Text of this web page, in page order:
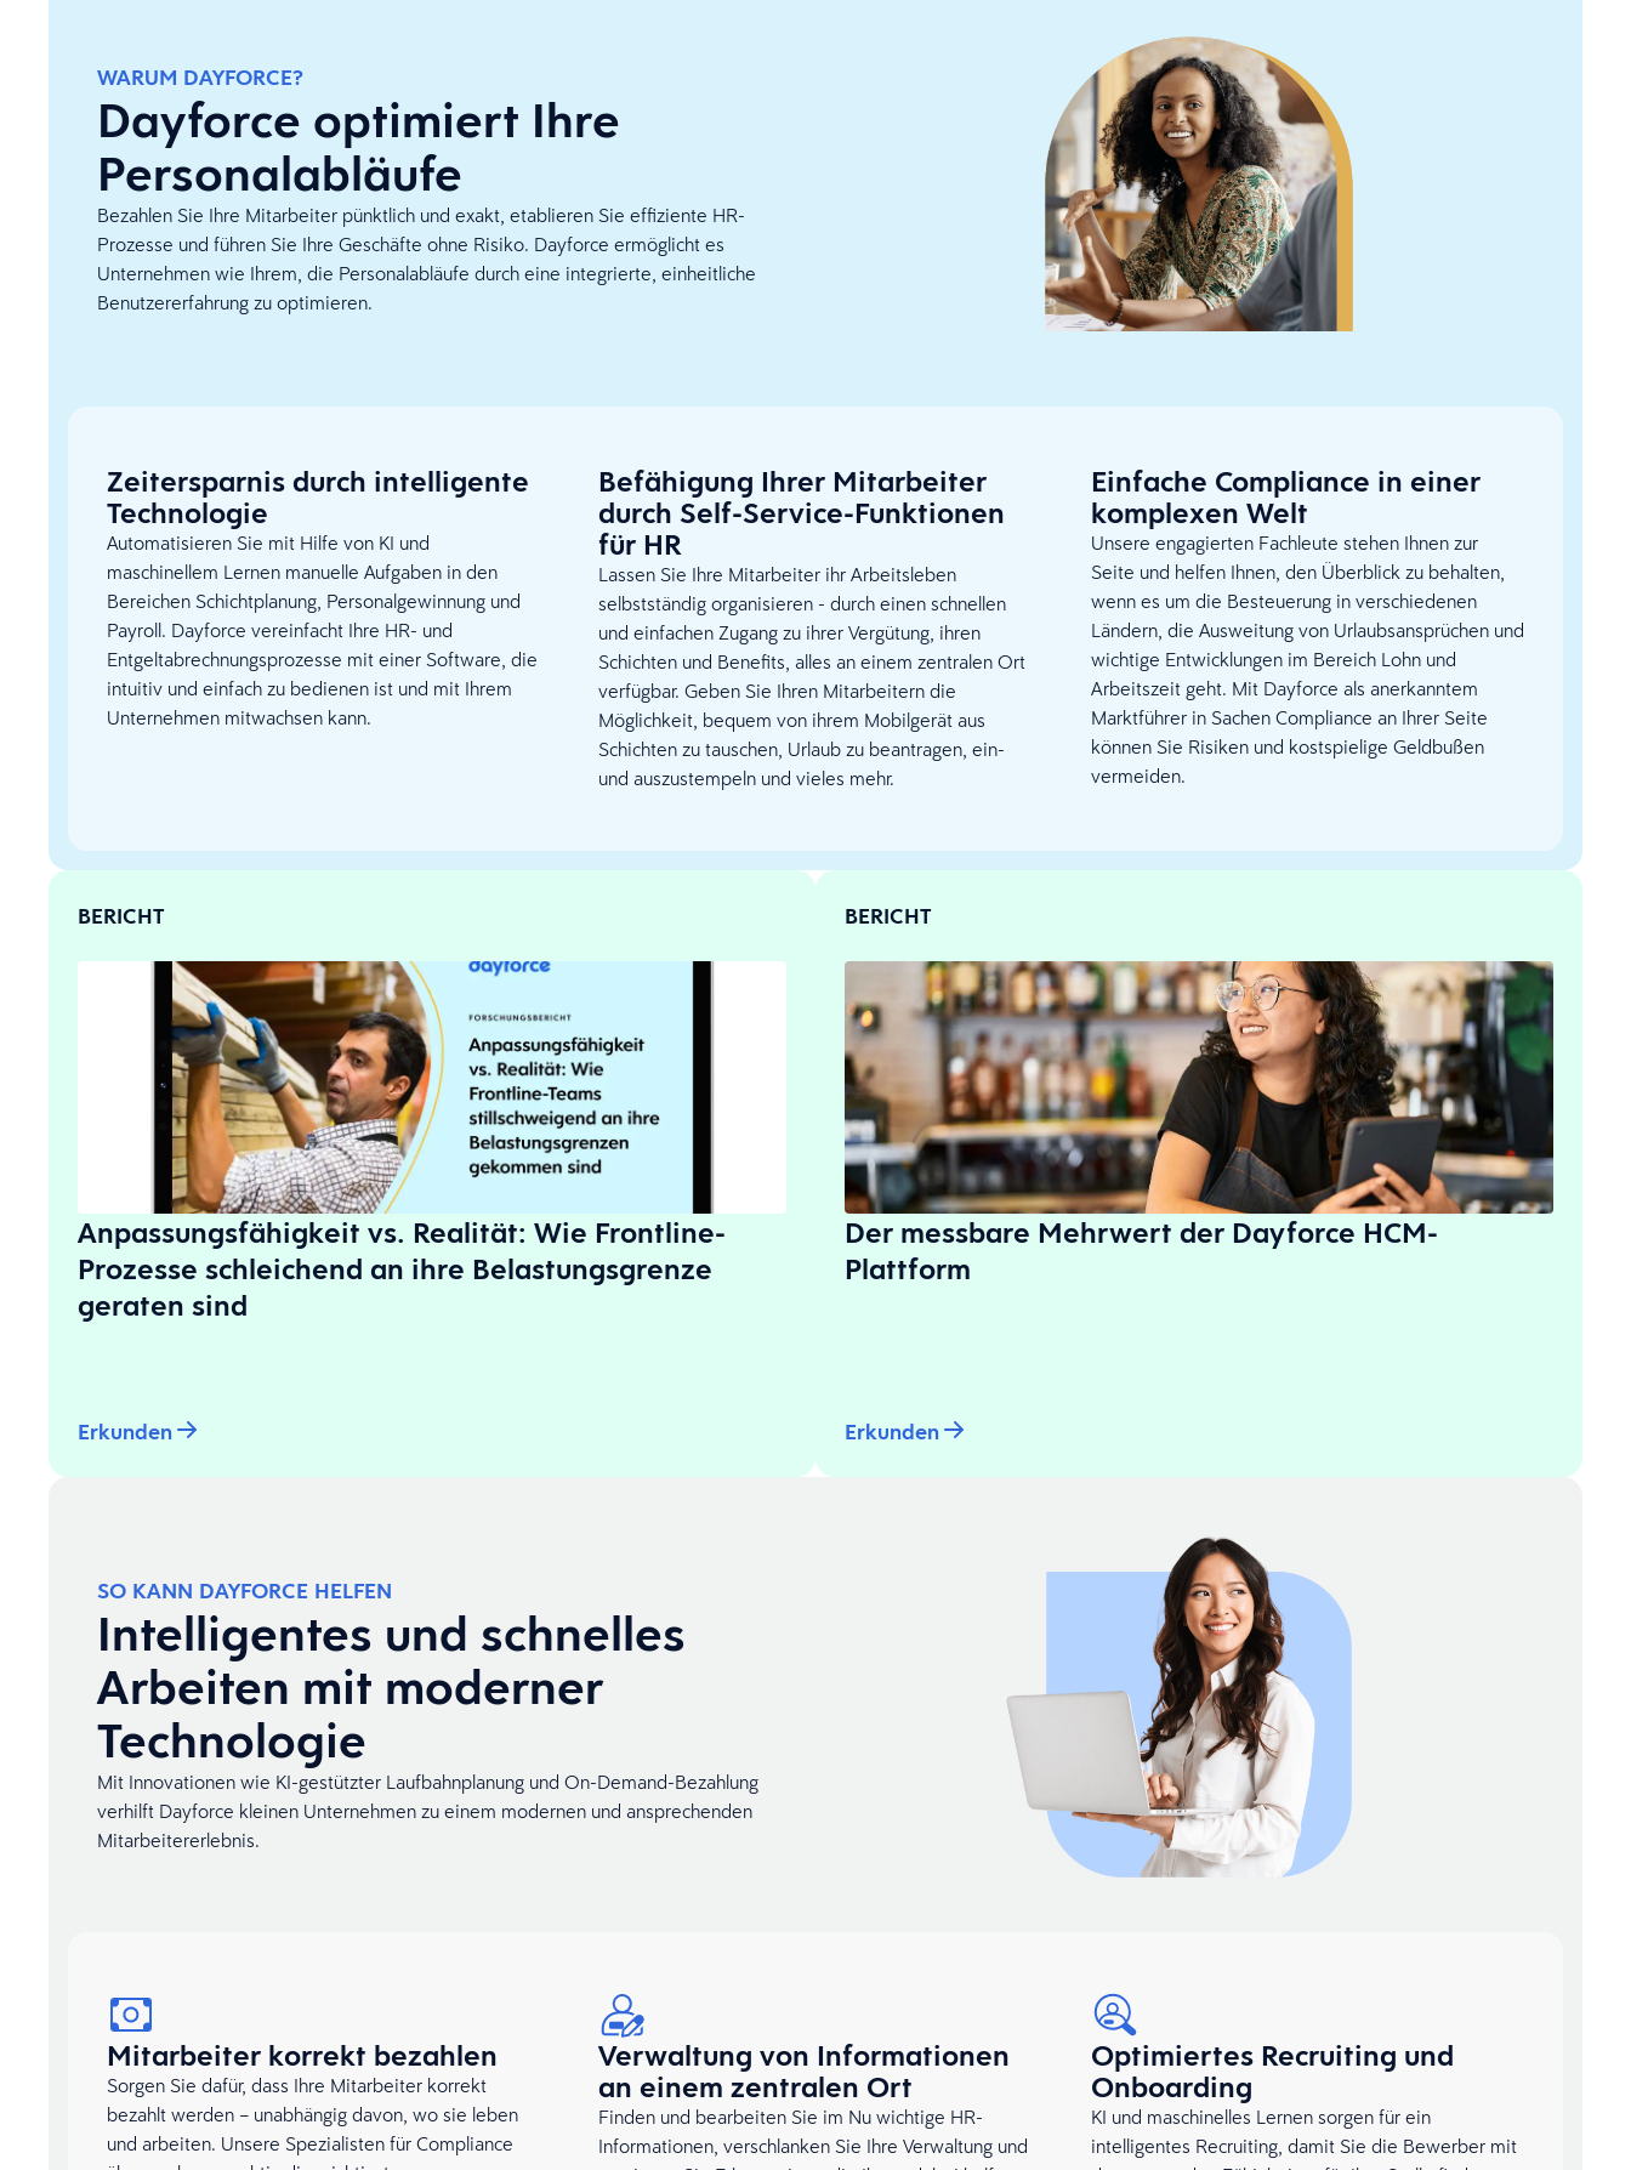
WARUM DAYFORCE?
Dayforce optimiert Ihre
Personalabläufe
Bezahlen Sie Ihre Mitarbeiter pünktlich und exakt, etablieren Sie effiziente HR-
Prozesse und führen Sie Ihre Geschäfte ohne Risiko. Dayforce ermöglicht es
Unternehmen wie Ihrem, die Personalabläufe durch eine integrierte, einheitliche
Benutzererfahrung zu optimieren.
Zeitersparnis durch intelligente
Technologie
Automatisieren Sie mit Hilfe von KI und
maschinellem Lernen manuelle Aufgaben in den
Bereichen Schichtplanung, Personalgewinnung und
Payroll. Dayforce vereinfacht Ihre HR- und
Entgeltabrechnungsprozesse mit einer Software, die
intuitiv und einfach zu bedienen ist und mit Ihrem
Unternehmen mitwachsen kann.
Befähigung Ihrer Mitarbeiter
durch Self-Service-Funktionen
für HR
Lassen Sie Ihre Mitarbeiter ihr Arbeitsleben
selbstständig organisieren - durch einen schnellen
und einfachen Zugang zu ihrer Vergütung, ihren
Schichten und Benefits, alles an einem zentralen Ort
verfügbar. Geben Sie Ihren Mitarbeitern die
Möglichkeit, bequem von ihrem Mobilgerät aus
Schichten zu tauschen, Urlaub zu beantragen, ein-
und auszustempeln und vieles mehr.
Einfache Compliance in einer
komplexen Welt
Unsere engagierten Fachleute stehen Ihnen zur
Seite und helfen Ihnen, den Überblick zu behalten,
wenn es um die Besteuerung in verschiedenen
Ländern, die Ausweitung von Urlaubsansprüchen und
wichtige Entwicklungen im Bereich Lohn und
Arbeitszeit geht. Mit Dayforce als anerkanntem
Marktführer in Sachen Compliance an Ihrer Seite
können Sie Risiken und kostspielige Geldbußen
vermeiden.
BERICHT
Anpassungsfähigkeit vs. Realität: Wie Frontline-
Prozesse schleichend an ihre Belastungsgrenze
geraten sind
Erkunden
BERICHT
Der messbare Mehrwert der Dayforce HCM-
Plattform
Erkunden
SO KANN DAYFORCE HELFEN
Intelligentes und schnelles
Arbeiten mit moderner
Technologie
Mit Innovationen wie KI-gestützter Laufbahnplanung und On-Demand-Bezahlung
verhilft Dayforce kleinen Unternehmen zu einem modernen und ansprechenden
Mitarbeitererlebnis.
Mitarbeiter korrekt bezahlen
Sorgen Sie dafür, dass Ihre Mitarbeiter korrekt
bezahlt werden – unabhängig davon, wo sie leben
und arbeiten. Unsere Spezialisten für Compliance
Verwaltung von Informationen
an einem zentralen Ort
Finden und bearbeiten Sie im Nu wichtige HR-
Informationen, verschlanken Sie Ihre Verwaltung und
Optimiertes Recruiting und
Onboarding
KI und maschinelles Lernen sorgen für ein
intelligentes Recruiting, damit Sie die Bewerber mit